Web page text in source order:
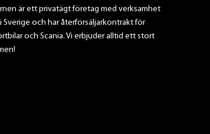
är ett privatägt företag med verksamhet
och har återförsäljarkontrakt för
och Scania. Vi erbjuder alltid ett stort